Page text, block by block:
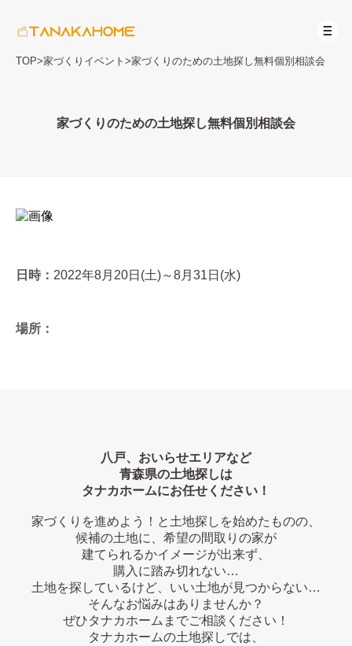
TOP>家づくりイベント >家づくりのための土地探し無料個別相談会
家づくりのための土地探し無料個別相談会
日時： 2022年8月20日(土)～8月31日(水)
場所：
八戸、おいらせエリアなど
青森県の土地探しは
タナカホームにお任せください！
家づくりを進めよう！と土地探しを始めたものの、
候補の土地に、希望の間取りの家が
建てられるかイメージが出来ず、
購入に踏み切れない…
土地を探しているけど、いい土地が見つからない…
そんなお悩みはありませんか？
ぜひタナカホームまでご相談ください！
タナカホームの土地探しでは、